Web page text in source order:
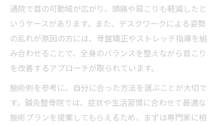
通院で首の可動域が広がり、頭痛や肩こりも軽減したと
いうケースがあります。また、デスクワークによる姿勢
の乱れが原因の方には、骨盤矯正やストレッチ指導を組
み合わせることで、全身のバランスを整えながら首こり
を改善するアプローチが取られています。
施術例を参考に、自分に合った方法を選ぶことが大切で
す。鍼灸整骨院では、症状や生活習慣に合わせて最適な
施術プランを提案してもらえるため、まずは専門家に相